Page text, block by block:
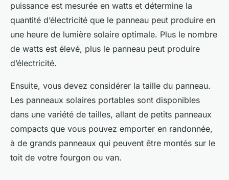
puissance est mesurée en watts et détermine la
quantité d’électricité que le panneau peut produire en
une heure de lumière solaire optimale. Plus le nombre
de watts est élevé, plus le panneau peut produire
d’électricité.
Ensuite, vous devez considérer la taille du panneau.
Les panneaux solaires portables sont disponibles
dans une variété de tailles, allant de petits panneaux
compacts que vous pouvez emporter en randonnée,
à de grands panneaux qui peuvent être montés sur le
toit de votre fourgon ou van.